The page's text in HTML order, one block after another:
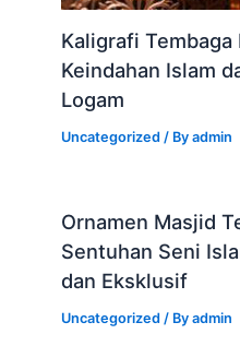
Kaligrafi Tembaga
Keindahan Islam
Logam
Uncategorized / Byadmin
Ornamen Masjid
Sentuhan Seni
dan Eksklusif
Uncategorized / Byadmin